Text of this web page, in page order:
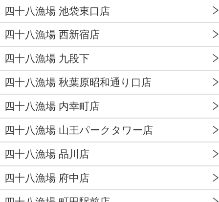
四十八漁場 池袋東口店
四十八漁場 西新宿店
四十八漁場 九段下
四十八漁場 秋葉原昭和通り口店
四十八漁場 内幸町店
四十八漁場 山王パークタワー店
四十八漁場 品川店
四十八漁場 府中店